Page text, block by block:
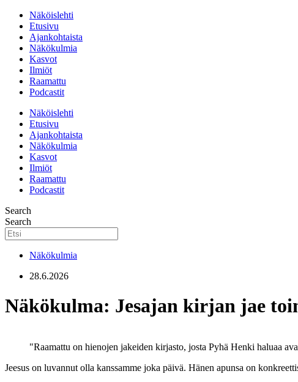
Näköislehti
Etusivu
Ajankohtaista
Näkökulmia
Kasvot
Ilmiöt
Raamattu
Podcastit
Näköislehti
Etusivu
Ajankohtaista
Näkökulmia
Kasvot
Ilmiöt
Raamattu
Podcastit
Search
Search
Näkökulmia
28.6.2026
Näkökulma: Jesajan kirjan jae
"Raamattu on hienojen jakeiden kirjasto, josta Pyhä Henki haluaa
Jeesus on luvannut olla kanssamme joka päivä. Hänen apunsa on